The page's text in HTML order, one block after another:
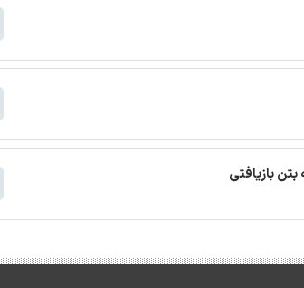
بازیافتی